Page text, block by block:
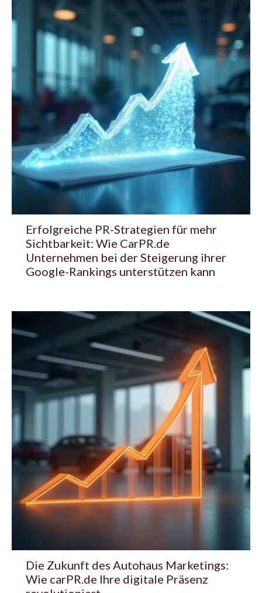
Erfolgreiche PR-Strategien für mehr
Sichtbarkeit: Wie CarPR.de
Unternehmen bei der Steigerung ihrer
Google-Rankings unterstützen kann
Die Zukunft des Autohaus Marketings:
Wie carPR.de Ihre digitale Präsenz